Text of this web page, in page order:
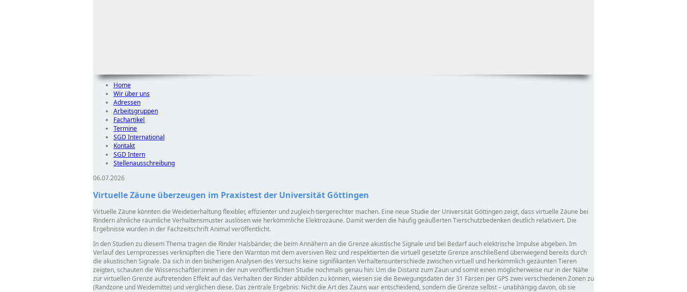
Home
Wir über uns
Adressen
Arbeitsgruppen
Fachartikel
Termine
SGD International
Kontakt
SGD Intern
Stellenausschreibung
06.07.2026
Virtuelle Zäune überzeugen im Praxistest der Universität Göttingen
Virtuelle Zäune könnten die Weidetierhaltung flexibler, effizienter und zugleich tiergerechter machen. Eine neue Studie der Universität Göttingen zeigt, dass virtuelle Zäune bei
Rindern ähnliche räumliche Verhaltensmuster auslösen wie herkömmliche Elektrozäune. Damit werden die häufig geäußerten Tierschutzbedenken deutlich relativiert. Die
Ergebnisse wurden in der Fachzeitschrift Animal veröffentlicht.
In den Studien zu diesem Thema tragen die Rinder Halsbänder, die beim Annähern an die Grenze akustische Signale und bei Bedarf auch elektrische Impulse abgeben. Im
Verlauf des Lernprozesses verknüpften die Tiere den Warnton mit dem aversiven Reiz und respektierten die virtuell gesetzte Grenze anschließend überwiegend bereits durch
die akustischen Signale. Da sich in den bisherigen Analysen des Versuchs keine signifikanten Verhaltensunterschiede zwischen virtuell und herkömmlich gezäunten Tieren
zeigten, schauten die Wissenschaftler:innen in der nun veröffentlichten Studie nochmals genau hin: Um die Distanz zum Zaun und somit einen möglicherweise nur in der Nähe
zur virtuellen Grenze auftretenden Effekt auf das Verhalten der Rinder abbilden zu können, wiesen sie die Bewegungsdaten der 31 Färsen per GPS zwei verschiedenen Zonen zu
(Randzone und Weidemitte) und verglichen diese. Das zentrale Ergebnis: Nicht die Art des Zauns war entscheidend, sondern die Grenze selbst – unabhängig davon, ob sie